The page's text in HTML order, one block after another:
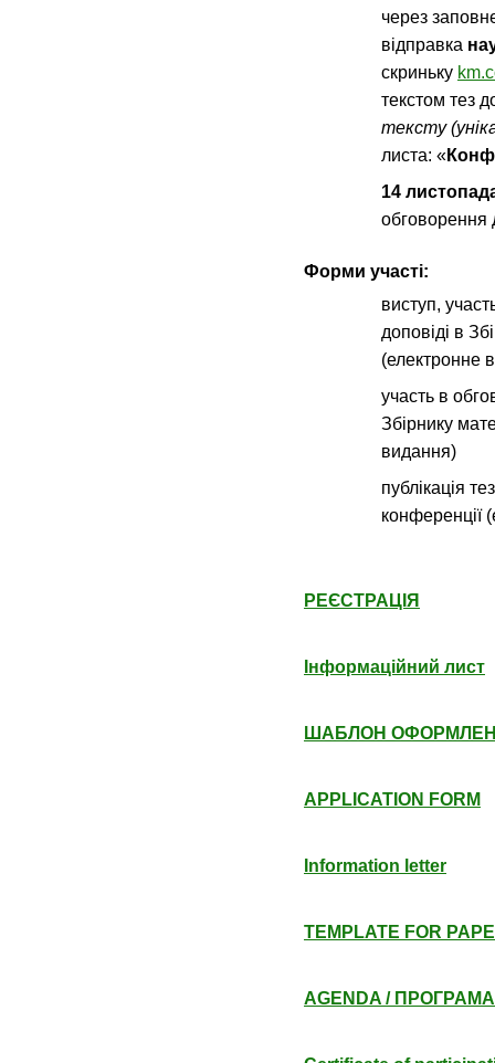
через
відправка
скриньку
текстом тез
тексту
листа: «
14
обговорення
Форми участі:
виступ,
доповіді в
(електронне
участь в
Збірнику
видання)
публікація
конференції
РЕЄСТРАЦІЯ
Інформаційний лист
ШАБЛОН
APPLICATION FORM
Information letter
TEMPLATE FOR
AGENDA / ПРОГРАМА